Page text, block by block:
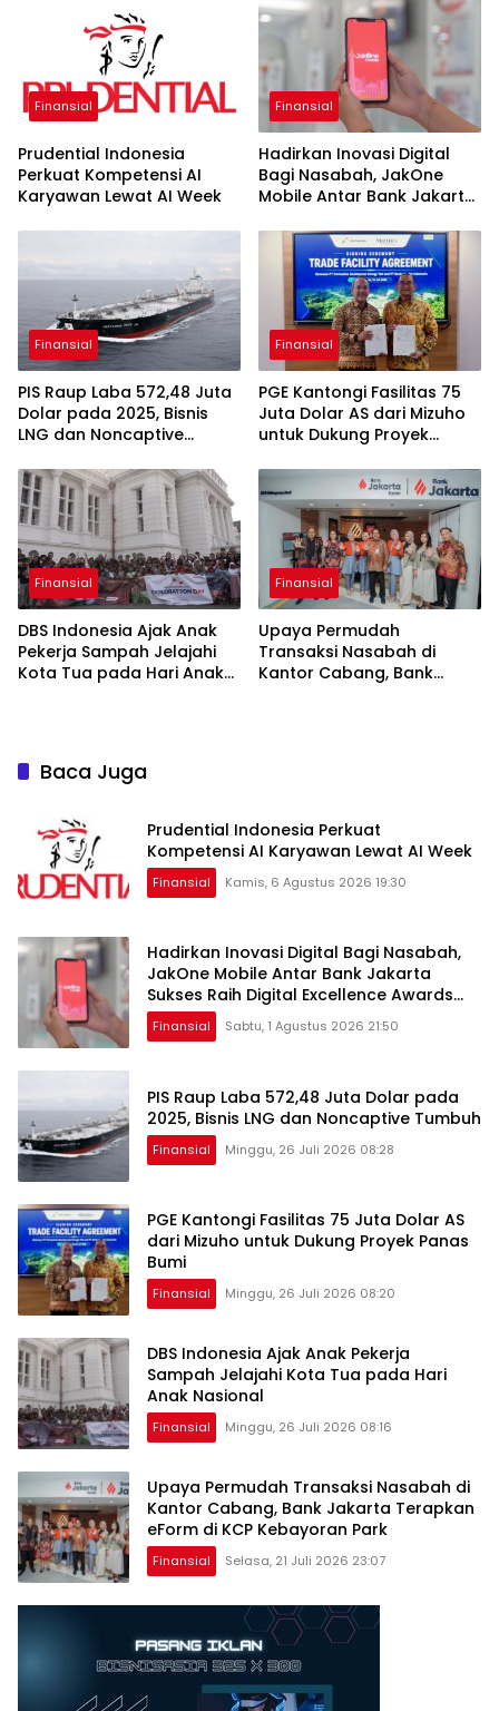
Finansial
Prudential Indonesia
Perkuat Kompetensi AI
Karyawan Lewat AI Week
Finansial
Hadirkan Inovasi Digital
Bagi Nasabah, JakOne
Mobile Antar Bank Jakarta
Excellence Awards 2026
Finansial
PIS Raup Laba 572,48 Juta
Dolar pada 2025, Bisnis
LNG dan Noncaptive
Finansial
PGE Kantongi Fasilitas 75
Juta Dolar AS dari Mizuho
untuk Dukung Proyek
Finansial
DBS Indonesia Ajak Anak
Pekerja Sampah Jelajahi
Kota Tua pada Hari Anak
Finansial
Upaya Permudah
Transaksi Nasabah di
Kantor Cabang, Bank
Baca Juga
Prudential Indonesia Perkuat
Kompetensi AI Karyawan Lewat AI Week
Finansial Kamis, 6 Agustus 2026 19:30
Hadirkan Inovasi Digital Bagi Nasabah,
JakOne Mobile Antar Bank Jakarta
Sukses Raih Digital Excellence Awards
2026
Finansial Sabtu, 1 Agustus 2026 21:50
PIS Raup Laba 572,48 Juta Dolar pada
2025, Bisnis LNG dan Noncaptive Tumbuh
Finansial Minggu, 26 Juli 2026 08:28
PGE Kantongi Fasilitas 75 Juta Dolar AS
dari Mizuho untuk Dukung Proyek Panas
Bumi
Finansial Minggu, 26 Juli 2026 08:20
DBS Indonesia Ajak Anak Pekerja
Sampah Jelajahi Kota Tua pada Hari
Anak Nasional
Finansial Minggu, 26 Juli 2026 08:16
Upaya Permudah Transaksi Nasabah di
Kantor Cabang, Bank Jakarta Terapkan
eForm di KCP Kebayoran Park
Finansial Selasa, 21 Juli 2026 23:07